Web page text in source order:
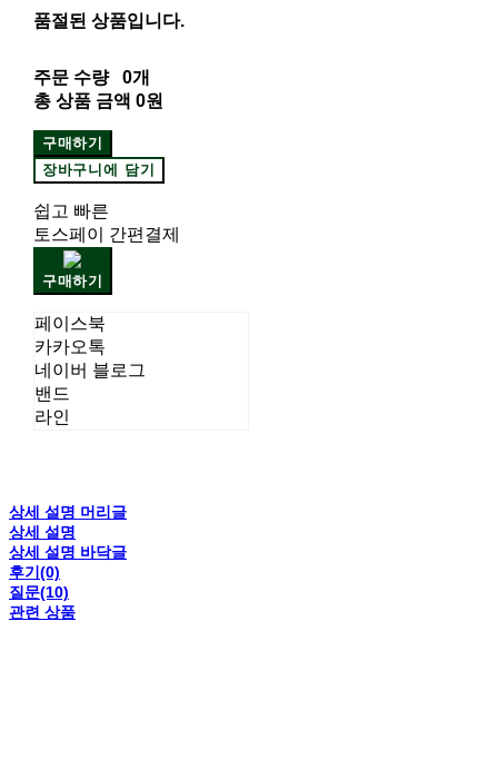
품절된 상품입니다.
주문 수량
0개
총 상품 금액 0원
구매하기
장바구니에 담기
쉽고 빠른
토스페이 간편결제
구매하기
페이스북
카카오톡
네이버 블로그
밴드
라인
상세 설명 머리글
상세 설명
상세 설명 바닥글
후기(0)
질문(10)
관련 상품